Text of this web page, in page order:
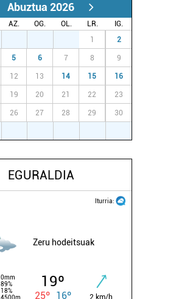
Abuztua 2026
AZ. OG. OL. LR.
IG.
1 2
5 6 7 8 9
12 13 14 15 16
19 20 21 22 23
26 27 28 29 30
EGURALDIA
Iturria:
Zeru hodeitsuak
0mm
89%
18%
4500m
19º
25º 16º 2 km/h